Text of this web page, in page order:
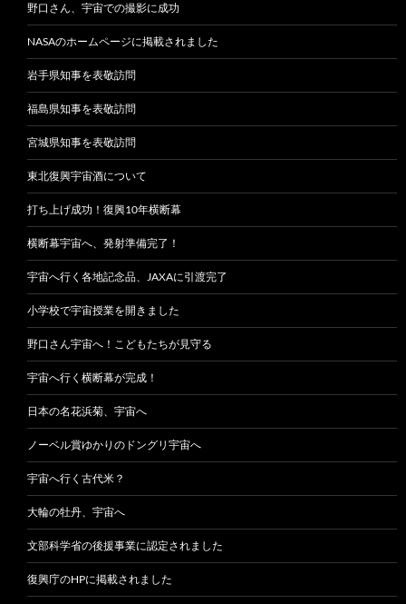
野口さん、宇宙での撮影に成功
NASAのホームページに掲載されました
岩手県知事を表敬訪問
福島県知事を表敬訪問
宮城県知事を表敬訪問
東北復興宇宙酒について
打ち上げ成功！復興10年横断幕
横断幕宇宙へ、発射準備完了！
宇宙へ行く各地記念品、JAXAに引渡完了
小学校で宇宙授業を開きました
野口さん宇宙へ！こどもたちが見守る
宇宙へ行く横断幕が完成！
日本の名花浜菊、宇宙へ
ノーベル賞ゆかりのドングリ宇宙へ
宇宙へ行く古代米？
大輪の牡丹、宇宙へ
文部科学省の後援事業に認定されました
復興庁のHPに掲載されました